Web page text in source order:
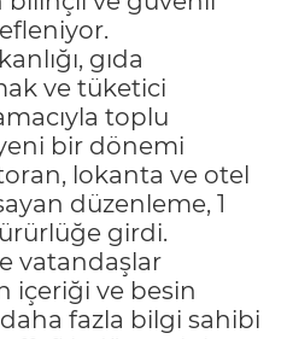
gıda
ve tüketici
toplu
bir dönemi
lokanta ve otel
düzenleme, 1
girdi.
vatandaşlar
içeriği ve besin
fazla bilgi sahibi